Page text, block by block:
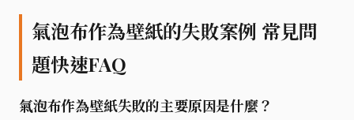
氣泡布作為壁紙的失敗案例 常見問
題快速FAQ
氣泡布作為壁紙失敗的主要原因是什麼？